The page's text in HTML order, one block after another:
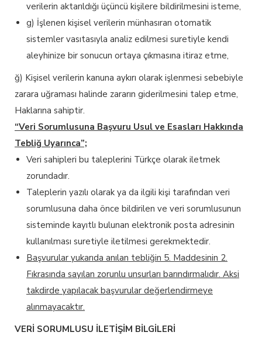
verilerin aktarıldığı üçüncü kişilere bildirilmesini isteme,
g) İşlenen kişisel verilerin münhasıran otomatik
sistemler vasıtasıyla analiz edilmesi suretiyle kendi
aleyhinize bir sonucun ortaya çıkmasına itiraz etme,
ğ) Kişisel verilerin kanuna aykırı olarak işlenmesi sebebiyle
zarara uğraması halinde zararın giderilmesini talep etme,
Haklarına sahiptir.
“Veri Sorumlusuna Başvuru Usul ve Esasları Hakkında
Tebliğ Uyarınca”;
Veri sahipleri bu taleplerini Türkçe olarak iletmek
zorundadır.
Taleplerin yazılı olarak ya da ilgili kişi tarafından veri
sorumlusuna daha önce bildirilen ve veri sorumlusunun
sisteminde kayıtlı bulunan elektronik posta adresinin
kullanılması suretiyle iletilmesi gerekmektedir.
Başvurular yukarıda anılan tebliğin 5. Maddesinin 2.
Fıkrasında sayılan zorunlu unsurları barındırmalıdır. Aksi
takdirde yapılacak başvurular değerlendirmeye
alınmayacaktır.
VERİ SORUMLUSU İLETİŞİM BİLGİLERİ